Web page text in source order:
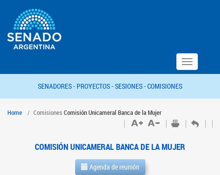
Toggle
navigation
SENADORES - PROYECTOS -SESIONES -COMISIONES
Home Comisiones Comisión Unicameral Banca de la Mujer
COMISIÓN UNICAMERAL BANCA DE LA MUJER
Agenda de reunión